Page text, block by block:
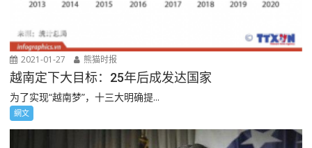
2021-01-27 熊猫时报
越南定下大目标：25年后成发达国家
为了实现“越南梦”，十三大明确提...
網文